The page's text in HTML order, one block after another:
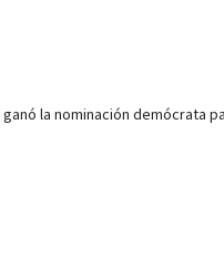
la nominación demócrata